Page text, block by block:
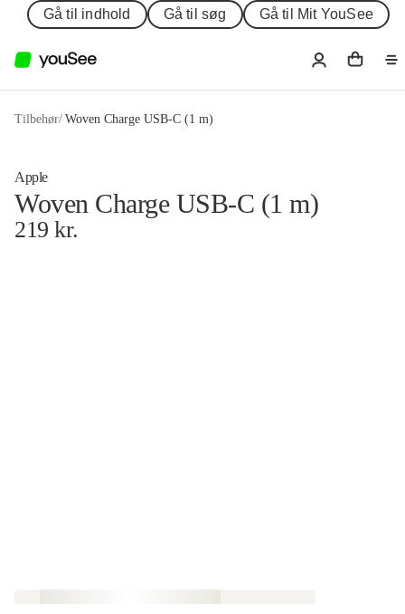
Gå til indhold Gå til søg Gå til Mit YouSee
Tilbehør/ Woven Charge USB-C (1 m)
Apple
Woven Charge USB-C (1 m)
219kr.